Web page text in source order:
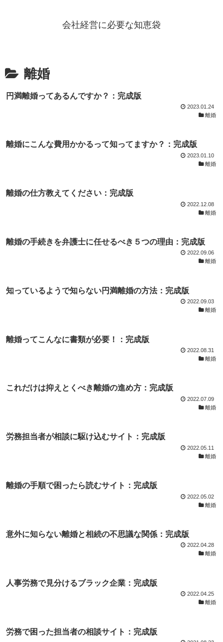
会社経営に必要な知恵袋
離婚
円満離婚ってあるんですか？：完成版
2023.01.24
離婚
離婚にこんな費用かかるって知ってますか？：完成版
2023.01.10
離婚
離婚の仕方教えてください：完成版
2022.12.08
離婚
離婚の手続きを弁護士に任せるべき５つの理由：完成版
2022.09.06
離婚
知っているようで知らない円満離婚の方法：完成版
2022.09.03
離婚
離婚ってこんなに書類が必要！：完成版
2022.08.31
離婚
これだけは抑えとくべき離婚の進め方：完成版
2022.07.09
離婚
労務担当者が相談に駆け込むサイト：完成版
2022.05.11
離婚
離婚の手順で困ったら読むサイト：完成版
2022.05.02
離婚
意外に知らない離婚と相続の不思議な関係：完成版
2022.04.28
離婚
人事労務で見分けるブラック企業：完成版
2022.04.25
離婚
労務で困った担当者の相談サイト：完成版